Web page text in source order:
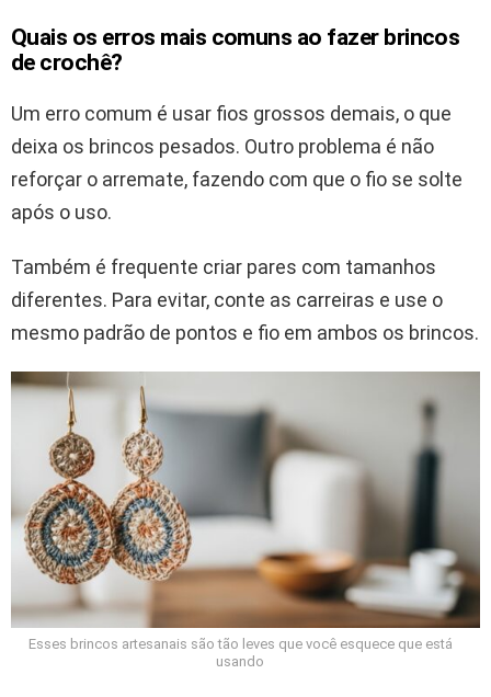
Quais os erros mais comuns ao fazer brincos
de crochê?
Um erro comum é usar fios grossos demais, o que
deixa os brincos pesados. Outro problema é não
reforçar o arremate, fazendo com que o fio se solte
após o uso.
Também é frequente criar pares com tamanhos
diferentes. Para evitar, conte as carreiras e use o
mesmo padrão de pontos e fio em ambos os brincos.
Esses brincos artesanais são tão leves que você esquece que está
usando